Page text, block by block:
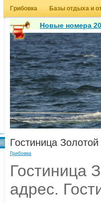
Грибовка Базы отдыха и
Новые номера
Грибовка
Гостиница
Гостиница
адрес.